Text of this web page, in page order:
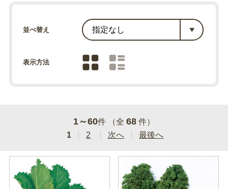
並べ替え
表示方法
1～60件 （全 68 件）
1
2 次へ 最後へ